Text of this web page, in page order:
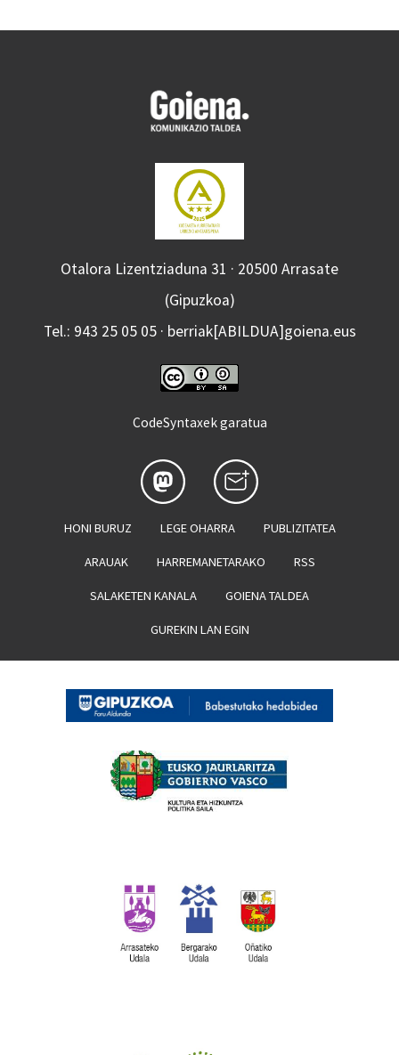
Otalora Lizentziaduna 31 · 20500 Arrasate
(Gipuzkoa)
Tel.: 943 25 05 05 · berriak[ABILDUA]goiena.eus
CodeSyntaxek garatua
HONI BURUZ LEGE OHARRA PUBLIZITATEA
ARAUAK HARREMANETARAKO RSS
SALAKETEN KANALA GOIENA TALDEA
GUREKIN LAN EGIN